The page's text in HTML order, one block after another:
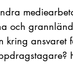
och
ansvaret